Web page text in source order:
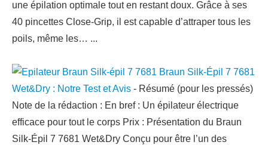
une épilation optimale tout en restant doux. Grâce à ses
40 pincettes Close-Grip, il est capable d’attraper tous les
poils, même les… ...
Braun Silk-Épil 7 7681
Wet&Dry : Notre Test et Avis - Résumé (pour les pressés)
Note de la rédaction : En bref : Un épilateur électrique
efficace pour tout le corps Prix : Présentation du Braun
Silk-Épil 7 7681 Wet&Dry Conçu pour être l’un des